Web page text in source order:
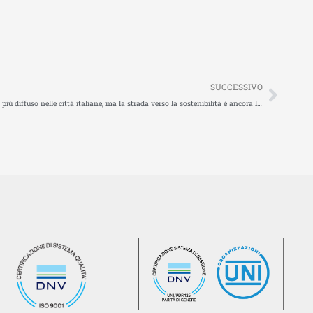
SUCCESSIVO
Trasporto pubblico locale: l’autobus è il mezzo più diffuso nelle città italiane, ma la strada verso la sostenibilità è ancora lunga